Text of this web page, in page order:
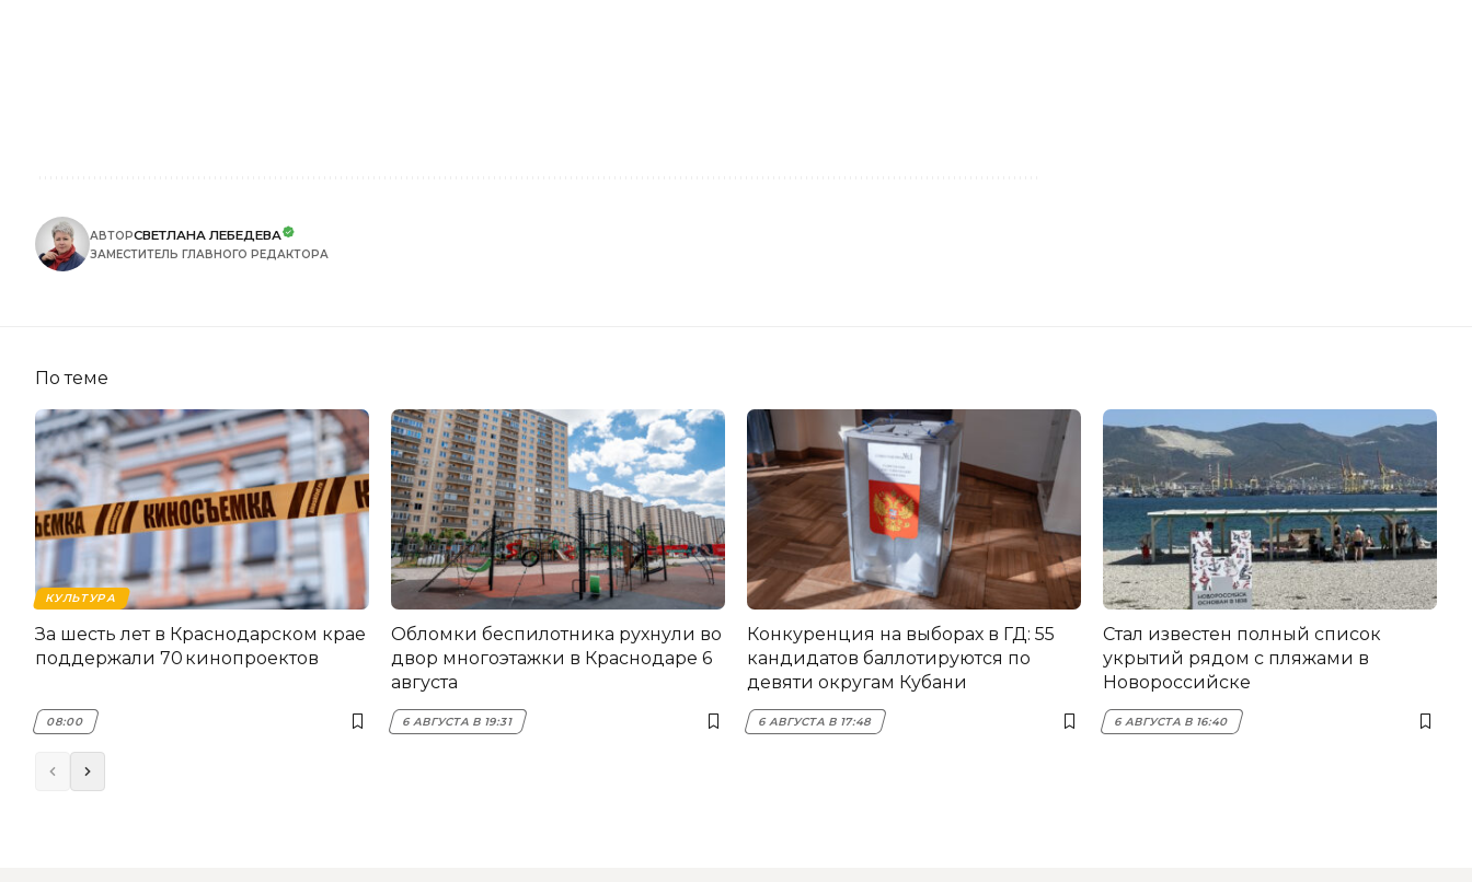
АВТОРСВЕТЛАНА ЛЕБЕДЕВА
ЗАМЕСТИТЕЛЬ ГЛАВНОГО РЕДАКТОРА
По теме
КУЛЬТУРА
За шесть лет в Краснодарском крае
поддержали 70 кинопроектов
08:00
Обломки беспилотника рухнули во
двор многоэтажки в Краснодаре 6
августа
6 АВГУСТА В 19:31
Конкуренция на выборах в ГД: 55
кандидатов баллотируются по
девяти округам Кубани
6 АВГУСТА В 17:48
Стал известен полный список
укрытий рядом с пляжами в
Новороссийске
6 АВГУСТА В 16:40